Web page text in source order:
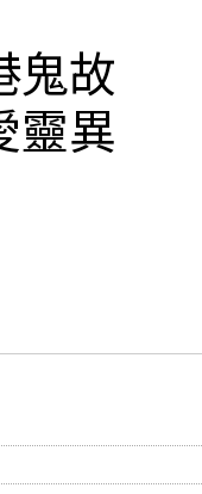
鬼故
靈異